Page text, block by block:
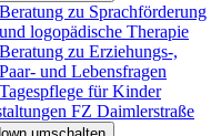
Beratung zu Sprachförderung
und logopädische Therapie
Beratung zu Erziehungs-,
Paar- und Lebensfragen
Tagespflege für Kinder
FZ Daimlerstraße